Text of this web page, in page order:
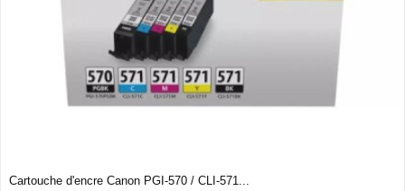
Cartouche d'encre Canon PGI-570 / CLI-571...